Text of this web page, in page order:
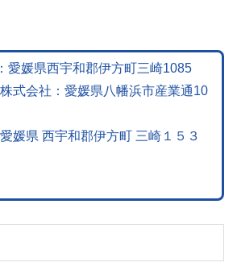
愛媛県西宇和郡伊方町三崎1085
式会社：愛媛県八幡浜市産業通10
媛県 西宇和郡伊方町 三崎１５３